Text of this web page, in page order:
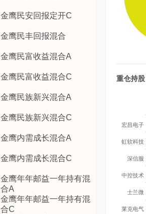
金鹰民安回报定开C
金鹰民丰回报混合
金鹰民富收益混合A
金鹰民富收益混合C
金鹰民族新兴混合A
金鹰民族新兴混合C
金鹰内需成长混合A
金鹰内需成长混合C
金鹰年年邮益一年持有混
合A
金鹰年年邮益一年持有混
合C
重仓持股
宏昌电子
虹软科技
深信服
中控技术
士兰微
莱克电气